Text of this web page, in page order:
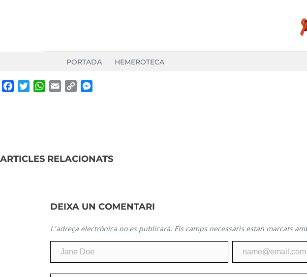
PORTADA HEMEROTECA
FacebookTwitterWhatsApp
Email Copy
ARTICLES RELACIONATS
DEIXA UN COMENTARI
L'adreça electrònica no es publicarà. Els camps necessaris estan marcats